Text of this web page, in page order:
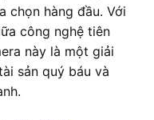
chọn hàng đầu. Với
công nghệ tiên
này là một giải
sản quý báu và